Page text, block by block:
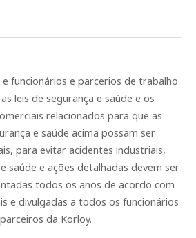
funcionários e parcerios de trabalho
leis de segurança e saúde e os
relacionados para que as
e saúde acima possam ser
para evitar acidentes industriais,
saúde e ações detalhadas devem ser
todos os anos de acordo com
e divulgadas a todos os funcionários
da Korloy.